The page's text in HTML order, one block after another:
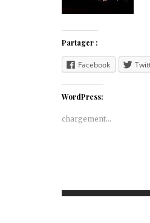
Partager :
Facebook
WordPress:
chargement…